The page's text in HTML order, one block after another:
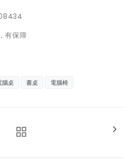
有保障
腦桌 書桌 電腦椅